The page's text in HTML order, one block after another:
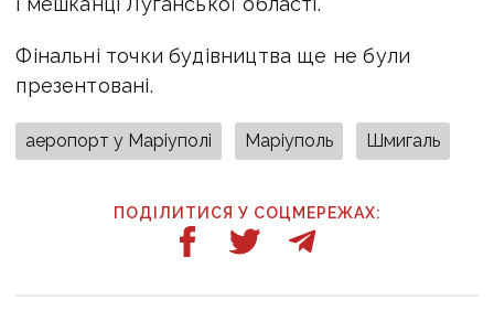
Фінальні точки будівництва ще не були
презентовані.
аеропорт у Маріуполі Маріуполь Шмигаль
ПОДІЛИТИСЯ У СОЦМЕРЕЖАХ: